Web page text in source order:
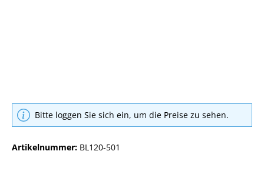
Bitte loggen Sie sich ein, um die Preise zu sehen.
Artikelnummer: BL120-501